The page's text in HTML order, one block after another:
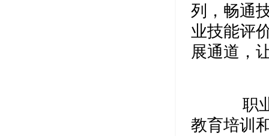
列，畅通
业技能评
展通道，
职业
教育培训